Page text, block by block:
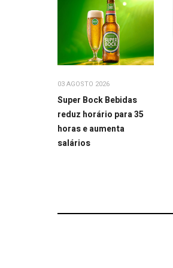
03 AGOSTO 2026
Super Bock Bebidas
reduz horário para 35
horas e aumenta
salários